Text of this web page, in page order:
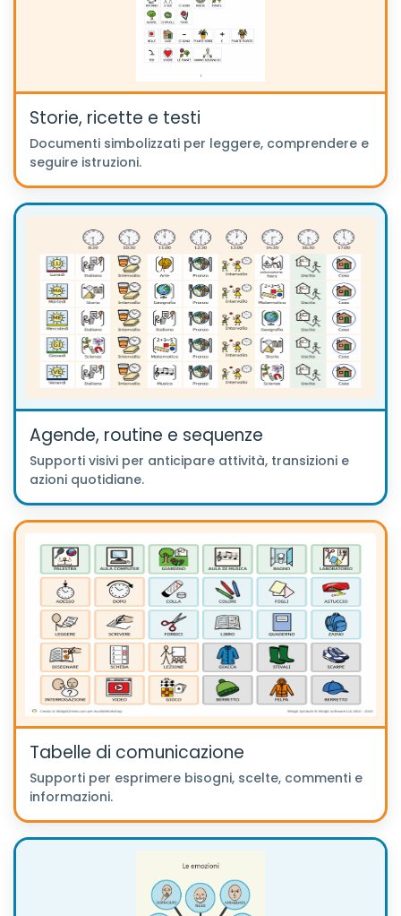
Storie, ricette e testi
Documenti simbolizzati per leggere, comprendere e
seguire istruzioni.
Agende, routine e sequenze
Supporti visivi per anticipare attività, transizioni e
azioni quotidiane.
Tabelle di comunicazione
Supporti per esprimere bisogni, scelte, commenti e
informazioni.